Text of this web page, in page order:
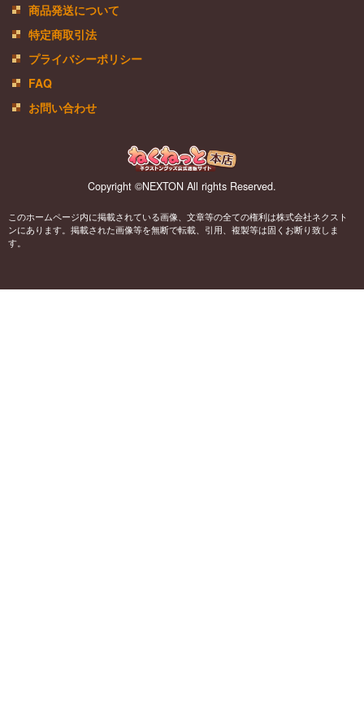
商品発送について
特定商取引法
プライバシーポリシー
FAQ
お問い合わせ
Copyright ©NEXTON All rights Reserved.
このホームページ内に掲載されている画像、文章等の全ての権利は株式会社ネクスト
ンにあります。掲載された画像等を無断で転載、引用、複製等は固くお断り致しま
す。